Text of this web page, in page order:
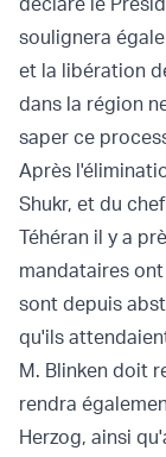
soulignera
et la libération
dans la région
saper ce
Après
Shukr, et du
Téhéran il y a
mandataires
sont depuis
qu'ils
M. Blinken doit
rendra
Herzog, ainsi